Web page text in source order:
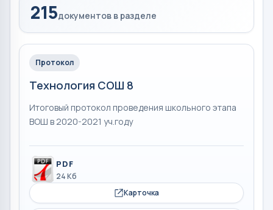
215документов в разделе
Протокол
Технология СОШ 8
Итоговый протокол проведения школьного этапа
ВОШ в 2020-2021 уч.году
PDF
24 Кб
Карточка